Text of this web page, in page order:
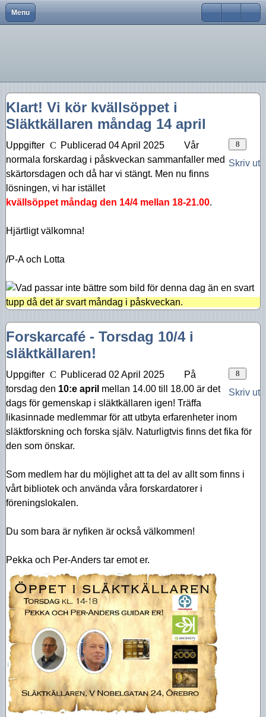
Menu Close
Föreningen
Föreningskalender
Bra länkar
Kurser
Historik
Tidningar
Försäljning
Styrelsen
Aktiviteter 2024
Aktiviteter 2023
Aktiviteter 2022
Aktiviteter 2021
Aktiviteter 2020
Aktiviteter 2019
Aktiviteter 2018
Aktiviteter 2015
Aktiviteter 2014
Aktiviteter 2013
Aktiviteter 2012
Aktiviteter 2011
Aktiviteter 2010
Kom ihåg mig
Glömt lösenord?
Glömt användarnamn?
Klart! Vi kör kvällsöppet i
Släktkällaren måndag 14 april
Skriv ut
Uppgifter Publicerad 04 April 2025
Vår
normala forskardag i påskveckan sammanfaller med
skärtorsdagen och då har vi stängt. Men nu finns
lösningen, vi har istället
kvällsöppet måndag den 14/4 mellan 18-21.00.
Hjärtligt välkomna!
/P-A och Lotta
Forskarcafé - Torsdag 10/4 i
släktkällaren!
Skriv ut
Uppgifter Publicerad 02 April 2025
På
torsdag den 10:e april mellan 14.00 till 18.00 är det
dags för gemenskap i släktkällaren igen! Träffa
likasinnade medlemmar för att utbyta erfarenheter inom
släktforskning och forska själv. Naturligtvis finns det fika för
den som önskar.
Som medlem har du möjlighet att ta del av allt som finns i
vårt bibliotek och använda våra forskardatorer i
föreningslokalen.
Du som bara är nyfiken är också välkommen!
Pekka och Per-Anders tar emot er.